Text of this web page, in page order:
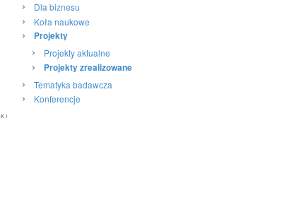
Dla biznesu
Koła naukowe
Projekty
Projekty aktualne
Projekty zrealizowane
Tematyka badawcza
Konferencje